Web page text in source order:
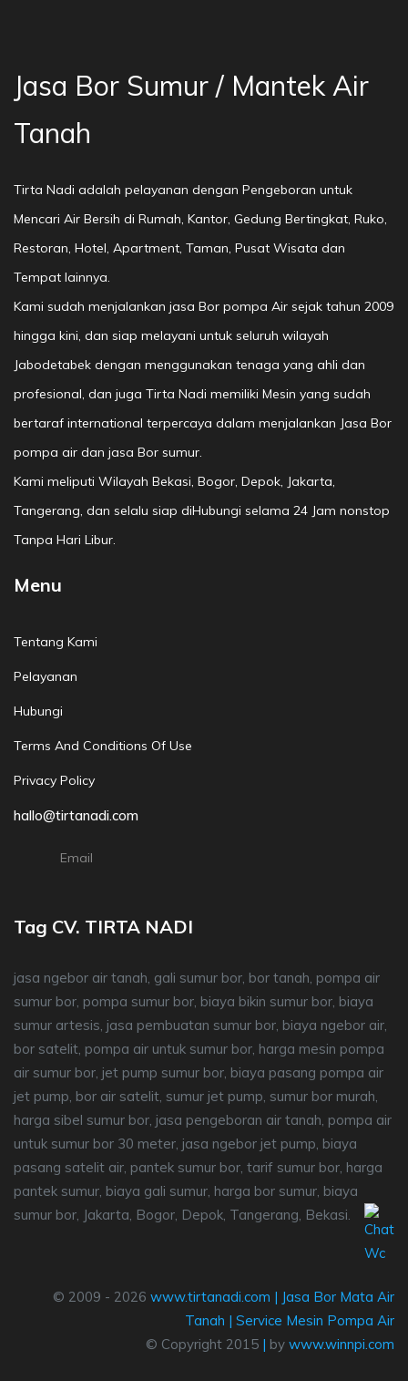
Jasa Bor Sumur / Mantek Air
Tanah
Tirta Nadi adalah pelayanan dengan Pengeboran untuk
Mencari Air Bersih di Rumah, Kantor, Gedung Bertingkat, Ruko,
Restoran, Hotel, Apartment, Taman, Pusat Wisata dan
Tempat lainnya.
Kami sudah menjalankan jasa Bor pompa Air sejak tahun 2009
hingga kini, dan siap melayani untuk seluruh wilayah
Jabodetabek dengan menggunakan tenaga yang ahli dan
profesional, dan juga Tirta Nadi memiliki Mesin yang sudah
bertaraf international terpercaya dalam menjalankan Jasa Bor
pompa air dan jasa Bor sumur.
Kami meliputi Wilayah Bekasi, Bogor, Depok, Jakarta,
Tangerang, dan selalu siap diHubungi selama 24 Jam nonstop
Tanpa Hari Libur.
Menu
Tentang Kami
Pelayanan
Hubungi
Terms And Conditions Of Use
Privacy Policy
hallo@tirtanadi.com
Email
Tag CV. TIRTA NADI
jasa ngebor air tanah, gali sumur bor, bor tanah, pompa air
sumur bor, pompa sumur bor, biaya bikin sumur bor, biaya
sumur artesis, jasa pembuatan sumur bor, biaya ngebor air,
bor satelit, pompa air untuk sumur bor, harga mesin pompa
air sumur bor, jet pump sumur bor, biaya pasang pompa air
jet pump, bor air satelit, sumur jet pump, sumur bor murah,
harga sibel sumur bor, jasa pengeboran air tanah, pompa air
untuk sumur bor 30 meter, jasa ngebor jet pump, biaya
pasang satelit air, pantek sumur bor, tarif sumur bor, harga
pantek sumur, biaya gali sumur, harga bor sumur, biaya
sumur bor, Jakarta, Bogor, Depok, Tangerang, Bekasi.
© 2009 - 2026 www.tirtanadi.com | Jasa Bor Mata Air
Tanah | Service Mesin Pompa Air
© Copyright 2015 | by www.winnpi.com